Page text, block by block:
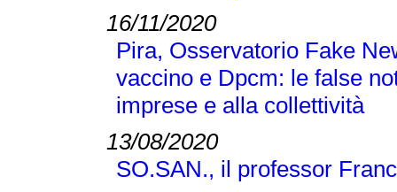
16/11/2020
Pira, Osservatorio Fake
vaccino e Dpcm: le false
imprese e alla collettività
13/08/2020
SO.SAN., il professor